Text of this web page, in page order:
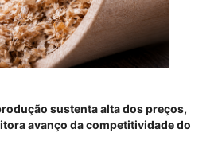
sustenta alta dos preços,
avanço da competitividade do